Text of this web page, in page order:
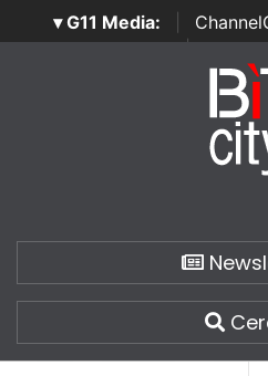
▾ G11 Media:
SecurityOpenLab | Italian
Italian